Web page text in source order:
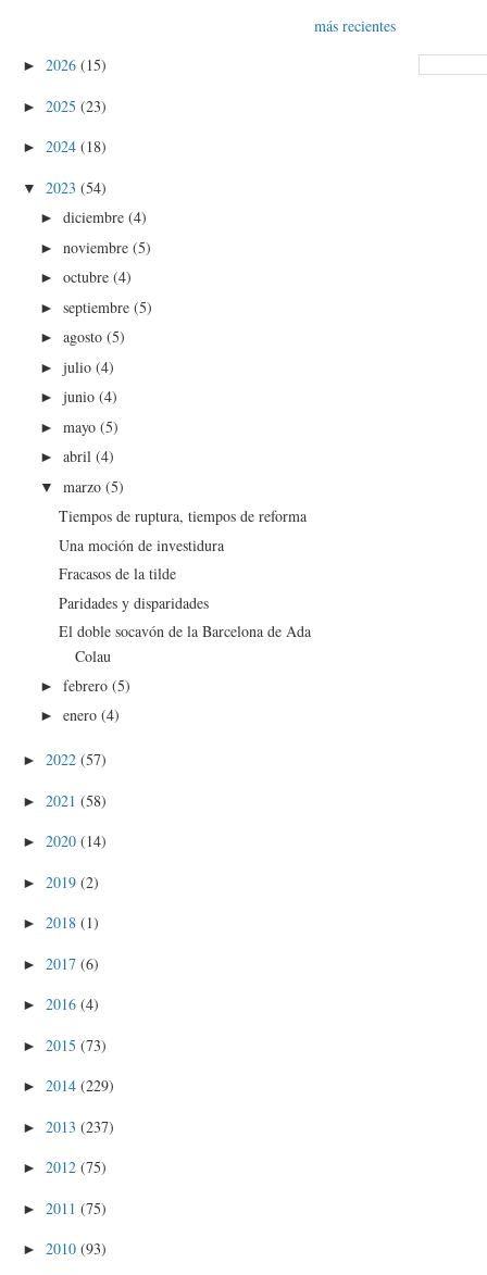
más recientes
► 2026 (15)
► 2025 (23)
► 2024 (18)
▼ 2023 (54)
►diciembre(4)
►noviembre(5)
►octubre(4)
►septiembre(5)
►agosto(5)
►julio(4)
►junio(4)
►mayo(5)
►abril(4)
▼marzo(5)
Tiempos de ruptura, tiempos de reforma
Una moción de investidura
Fracasos de la tilde
Paridades y disparidades
El doble socavón de la Barcelona de Ada
Colau
►febrero(5)
►enero(4)
► 2022 (57)
► 2021 (58)
► 2020 (14)
► 2019 (2)
► 2018 (1)
► 2017 (6)
► 2016 (4)
► 2015 (73)
► 2014 (229)
► 2013 (237)
► 2012 (75)
► 2011 (75)
► 2010 (93)